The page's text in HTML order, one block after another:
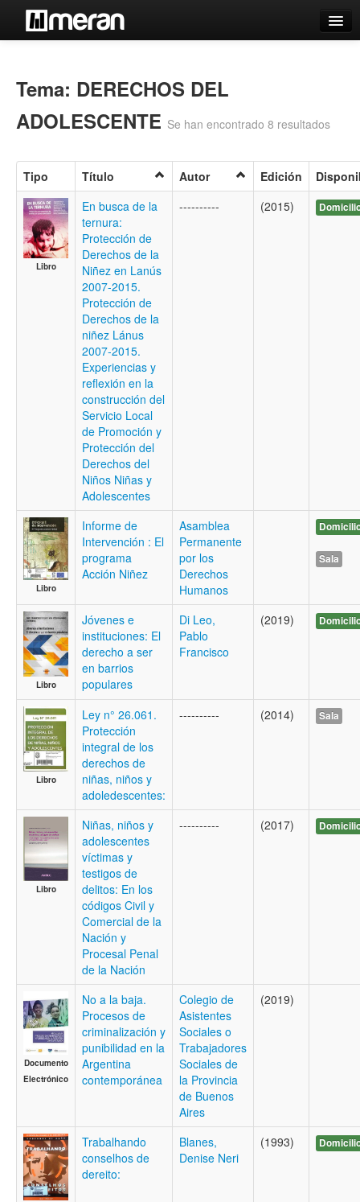
Búsqueda Avanzada
Estantes Virtuales
Contacto
Iniciar sesión
Tema: DERECHOS DEL
ADOLESCENTE Se han encontrado 8 resultados
Tipo Título Autor Edición
Libro
En busca de la
ternura:
Protección de
Derechos de la
Niñez en Lanús
2007-2015.
Protección de
Derechos de la
niñez Lánus
2007-2015.
Experiencias y
reflexión en la
construcción del
Servicio Local
de Promoción y
Protección del
Derechos del
Niños Niñas y
Adolescentes
---------- (2015)
Libro
Informe de
Intervención : El
programa
Acción Niñez
Asamblea
Permanente
por los
Derechos
Humanos
Sala
Libro
Jóvenes e
instituciones: El
derecho a ser
en barrios
populares
Di Leo,
Pablo
Francisco
(2019)
Libro
Ley n° 26.061.
Protección
integral de los
derechos de
niñas, niños y
adoledescentes:
---------- (2014) Sala
Libro
Niñas, niños y
adolescentes
víctimas y
testigos de
delitos: En los
códigos Civil y
Comercial de la
Nación y
Procesal Penal
de la Nación
---------- (2017)
Documento
Electrónico
No a la baja.
Procesos de
criminalización y
punibilidad en la
Argentina
contemporánea
Colegio de
Asistentes
Sociales o
Trabajadores
Sociales de
la Provincia
de Buenos
Aires
(2019)
Trabalhando
conselhos de
dereito:
Blanes,
Denise Neri
(1993)